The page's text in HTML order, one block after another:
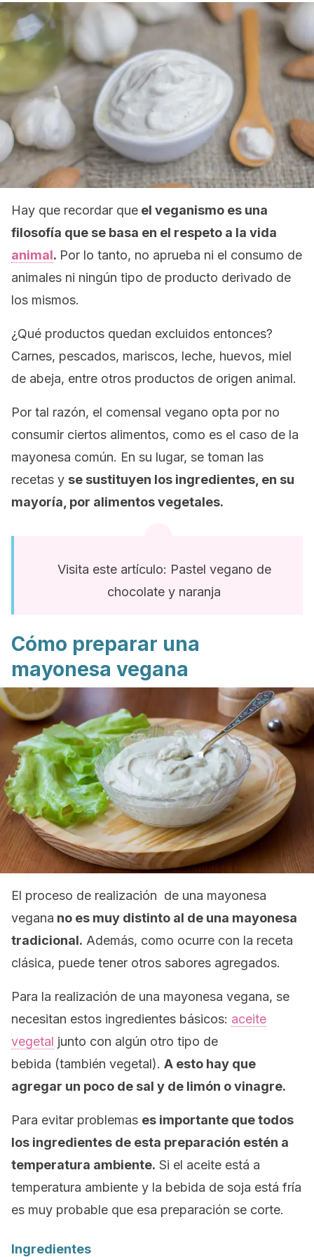
Hay que recordar que el veganismo es una
filosofía que se basa en el respeto a la vida
animal. Por lo tanto, no aprueba ni el consumo de
animales ni ningún tipo de producto derivado de
los mismos.
¿Qué productos quedan excluidos entonces?
Carnes, pescados, mariscos, leche, huevos, miel
de abeja, entre otros productos de origen animal.
Por tal razón, el comensal vegano opta por no
consumir ciertos alimentos, como es el caso de la
mayonesa común. En su lugar, se toman las
recetas y se sustituyen los ingredientes, en su
mayoría, por alimentos vegetales.
Visita este artículo: Pastel vegano de
chocolate y naranja
Cómo preparar una
mayonesa vegana
El proceso de realización de una mayonesa
vegana no es muy distinto al de una mayonesa
tradicional. Además, como ocurre con la receta
clásica, puede tener otros sabores agregados.
Para la realización de una mayonesa vegana, se
necesitan estos ingredientes básicos: aceite
vegetal junto con algún otro tipo de
bebida (también vegetal). A esto hay que
agregar un poco de sal y de limón o vinagre.
Para evitar problemas es importante que todos
los ingredientes de esta preparación estén a
temperatura ambiente. Si el aceite está a
temperatura ambiente y la bebida de soja está fría
es muy probable que esa preparación se corte.
Ingredientes